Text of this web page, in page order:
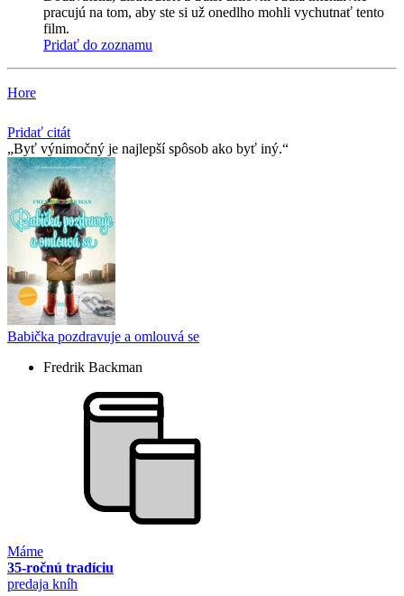
pracujú na tom, aby ste si už onedlho mohli vychutnať tento
film.
Pridať do zoznamu
Hore
Pridať citát
Byť výnimočný je najlepší spôsob ako byť iný.
Babička pozdravuje a omlouvá se
Fredrik Backman
Máme
35-ročnú tradíciu
predaja kníh